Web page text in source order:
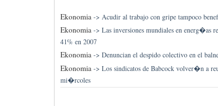
Ekonomia -> Acudir al trabajo con gripe tampoco
Ekonomia-> Las inversiones mundiales en energ�as
41% en 2007
Ekonomia-> Denuncian el despido colectivo en el
Ekonomia -> Los sindicatos de Babcock volver�n a
mi�rcoles